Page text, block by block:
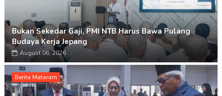
Bukan Sekedar Gaji, PMI NTB Harus Bawa Pulang
Budaya Kerja Jepang
August 06, 2026
Berita Mataram